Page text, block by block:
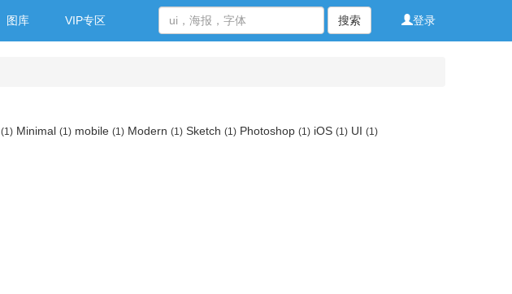
图库 VIP专区 登录
搜索
(1) Minimal (1) mobile (1) Modern (1) Sketch (1) Photoshop (1) iOS (1) UI (1)